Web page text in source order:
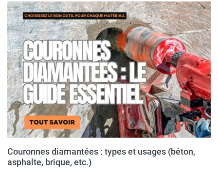
Couronnes diamantées : types et usages (béton,
asphalte, brique, etc.)